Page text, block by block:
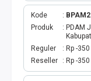
Kode
Produk
PDAM
Reguler
Rp -350
Reseller
Rp -350